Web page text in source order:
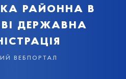
районна в
державна
вебпортал